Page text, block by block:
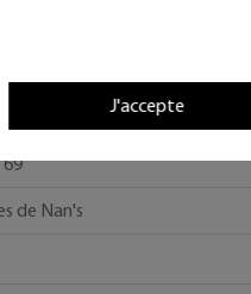
Rhône-Alpes
69
de Nan's
J'accepte